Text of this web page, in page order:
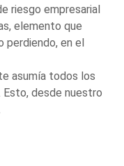
riesgo empresarial
elemento que
perdiendo, en el
asumía todos los
Esto, desde nuestro